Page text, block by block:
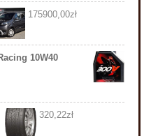
175900,00zł
10W40
320,22zł